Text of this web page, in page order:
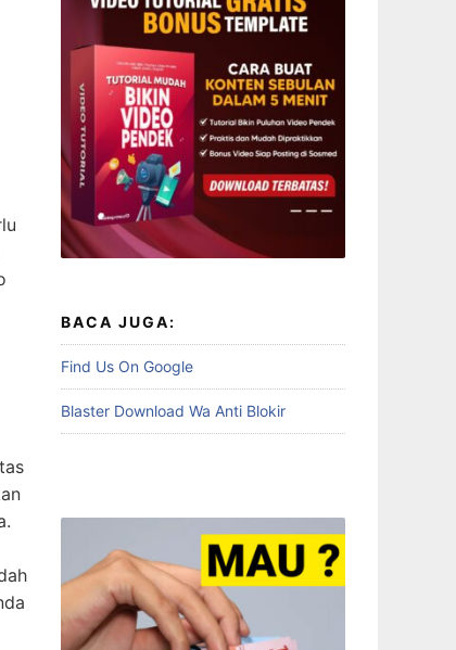
BACA JUGA:
Find Us On Google
Blaster Download Wa Anti Blokir